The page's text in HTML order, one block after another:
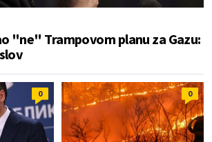
"ne" Trampovom planu za Gazu:
0 0